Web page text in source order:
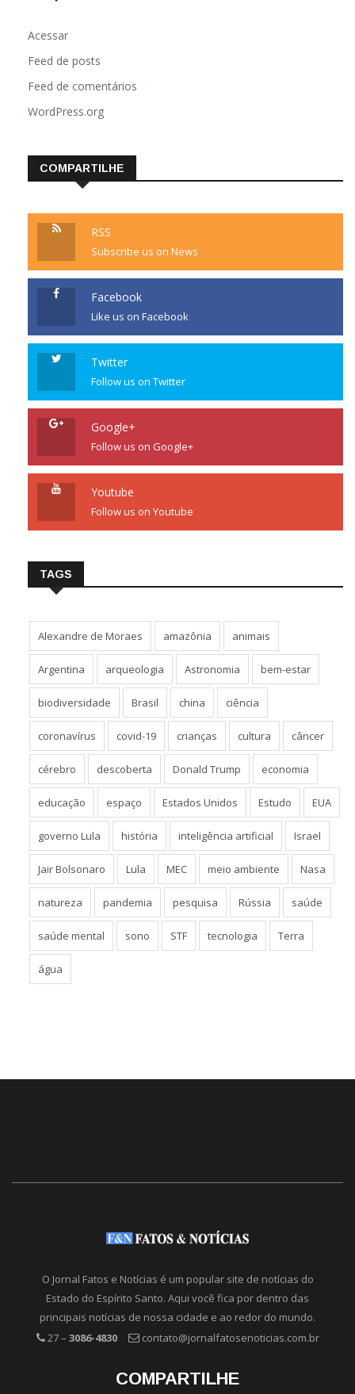
Acessar
Feed de posts
Feed de comentários
WordPress.org
COMPARTILHE
RSS
Subscribe us on News
Facebook
Like us on Facebook
Twitter
Follow us on Twitter
Google+
Follow us on Google+
Youtube
Follow us on Youtube
TAGS
Alexandre de Moraes amazônia animais
Argentina arqueologia Astronomia bem-estar
biodiversidade Brasil china ciência
coronavírus covid-19 crianças cultura câncer
cérebro descoberta Donald Trump economia
educação espaço Estados Unidos Estudo EUA
governo Lula história inteligência artificial Israel
Jair Bolsonaro Lula MEC meio ambiente Nasa
natureza pandemia pesquisa Rússia saúde
saúde mental sono STF tecnologia Terra
água
O Jornal Fatos e Notícias é um popular site de notícias do
Estado do Espírito Santo. Aqui você fica por dentro das
principais notícias de nossa cidade e ao redor do mundo.
27 – 3086-4830 contato@jornalfatosenoticias.com.br
COMPARTILHE